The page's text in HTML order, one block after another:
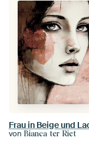
Frau in Beige und
von Bianca ter Riet